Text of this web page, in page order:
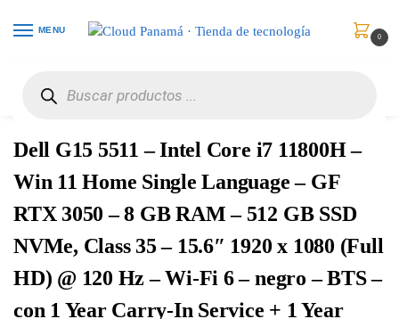
MENU
0
Dell G15 5511 – Intel Core i7 11800H –
Win 11 Home Single Language – GF
RTX 3050 – 8 GB RAM – 512 GB SSD
NVMe, Class 35 – 15.6″ 1920 x 1080 (Full
HD) @ 120 Hz – Wi-Fi 6 – negro – BTS –
con 1 Year Carry-In Service + 1 Year